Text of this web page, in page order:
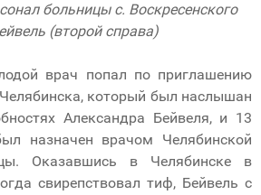
больницы с. Воскресенского
(второй справа)
врач попал по приглашению
который был наслышан
Александра Бейвеля, и 13
назначен врачом Челябинской
Оказавшись в Челябинске в
свирепствовал тиф, Бейвель с